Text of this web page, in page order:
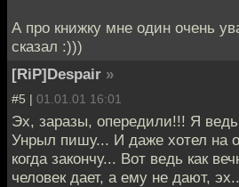
А про книжку мне один очень
сказал :)))
[RiP]Despair »
#5 | 01.01.01 16:01
Эх, заразы, опередили!!! Я
Унрыл пишу... И даже хотел на
когда закончу... Вот ведь как
человек дает, а ему не дают,